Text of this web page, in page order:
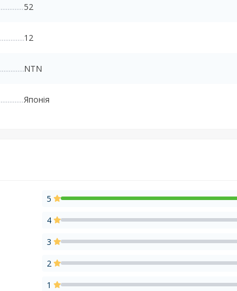
52
12
NTN
Японія
5
4
3
2
1